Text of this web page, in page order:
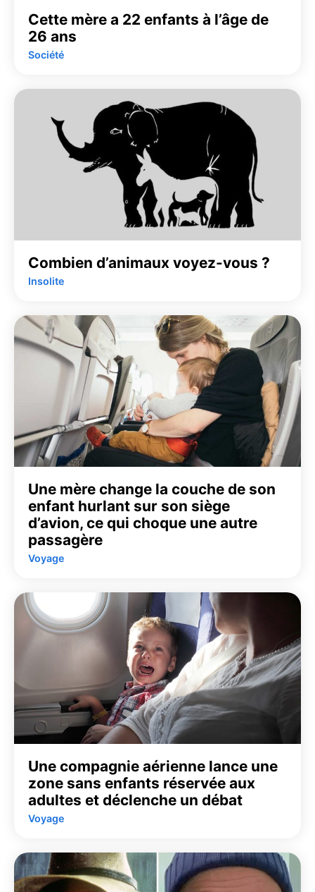
Cette mère a 22 enfants à l’âge de
26 ans
Société
Combien d’animaux voyez-vous ?
Insolite
Une mère change la couche de son
enfant hurlant sur son siège
d’avion, ce qui choque une autre
passagère
Voyage
Une compagnie aérienne lance une
zone sans enfants réservée aux
adultes et déclenche un débat
Voyage